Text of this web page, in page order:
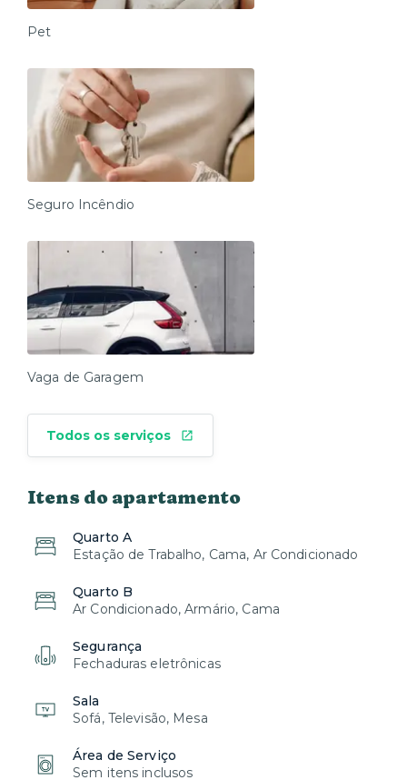
Pet
Seguro Incêndio
Vaga de Garagem
Todos os serviços
Itens do apartamento
Quarto A
Estação de Trabalho, Cama, Ar Condicionado
Quarto B
Ar Condicionado, Armário, Cama
Segurança
Fechaduras eletrônicas
Sala
Sofá, Televisão, Mesa
Área de Serviço
Sem itens inclusos